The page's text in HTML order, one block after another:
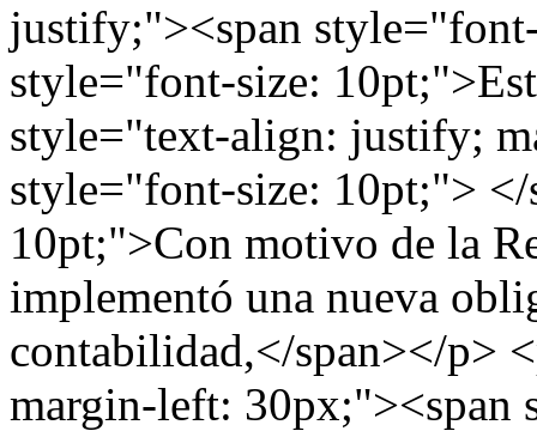
justify;"><span
style="font-size:
style="text-align: justify;
style="font-size: 10pt;">
10pt;">Con motivo de la
implementó una nueva
contabilidad,</span></p>
margin-left: 30px;"><span